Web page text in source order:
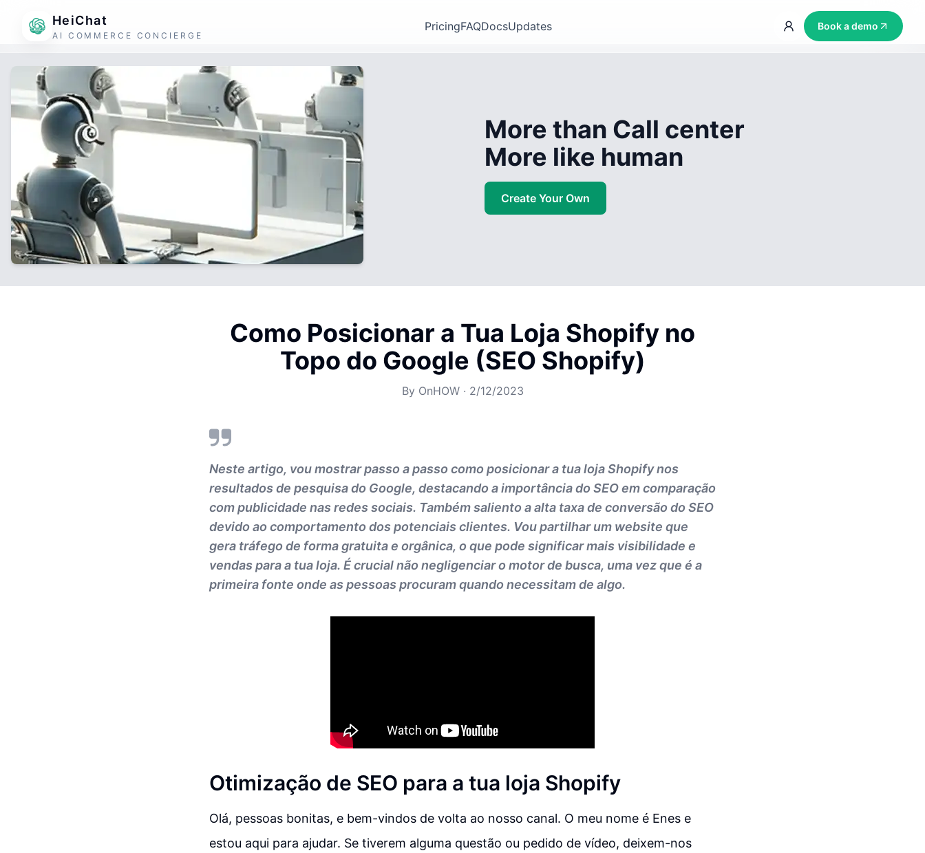
HeiChat
AI COMMERCE CONCIERGE
PricingFAQDocsUpdates Book a demo
More than Call center
More like human
Create Your Own
Como Posicionar a Tua Loja Shopify no
Topo do Google (SEO Shopify)
By OnHOW· 2/12/2023
Neste artigo, vou mostrar passo a passo como posicionar a tua loja Shopify nos
resultados de pesquisa do Google, destacando a importância do SEO em comparação
com publicidade nas redes sociais. Também saliento a alta taxa de conversão do SEO
devido ao comportamento dos potenciais clientes. Vou partilhar um website que
gera tráfego de forma gratuita e orgânica, o que pode significar mais visibilidade e
vendas para a tua loja. É crucial não negligenciar o motor de busca, uma vez que é a
primeira fonte onde as pessoas procuram quando necessitam de algo.
Otimização de SEO para a tua loja Shopify
Olá, pessoas bonitas, e bem-vindos de volta ao nosso canal. O meu nome é Enes e
estou aqui para ajudar. Se tiverem alguma questão ou pedido de vídeo, deixem-nos